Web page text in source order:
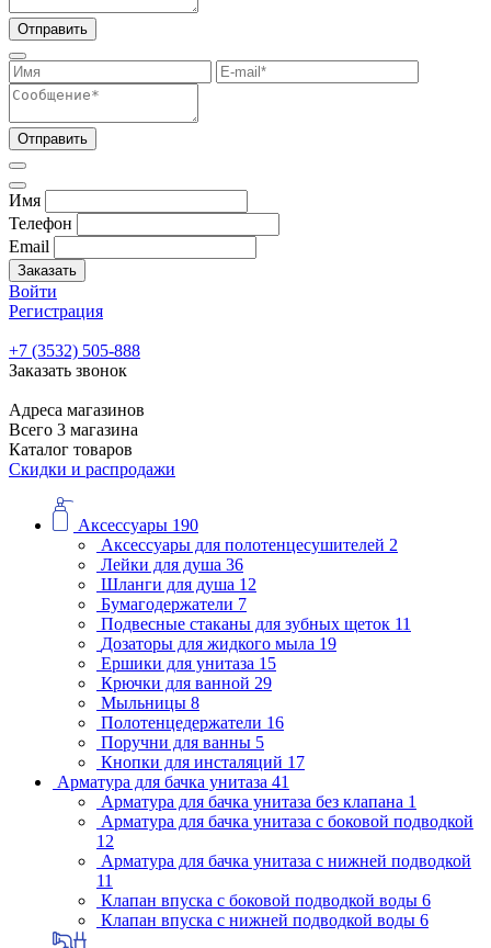
Отправить
Отправить
Имя
Телефон
Email
Заказать
Войти
Регистрация
+7 (3532) 505-888
Заказать звонок
Адреса магазинов
Всего 3 магазина
Каталог товаров
Скидки и распродажи
Аксессуары 190
Аксессуары для полотенцесушителей 2
Лейки для душа 36
Шланги для душа 12
Бумагодержатели 7
Подвесные стаканы для зубных щеток 11
Дозаторы для жидкого мыла 19
Ершики для унитаза 15
Крючки для ванной 29
Мыльницы 8
Полотенцедержатели 16
Поручни для ванны 5
Кнопки для инсталяций 17
Арматура для бачка унитаза 41
Арматура для бачка унитаза без клапана 1
Арматура для бачка унитаза с боковой подводкой
12
Арматура для бачка унитаза с нижней подводкой
11
Клапан впуска с боковой подводкой воды 6
Клапан впуска с нижней подводкой воды 6